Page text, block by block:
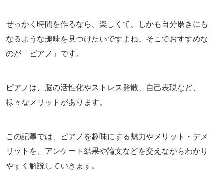
せっかく時間を作るなら、楽しくて、しかも自分磨きにも
なるような趣味を見つけたいですよね。そこでおすすめな
のが「ピアノ」です。
ピアノは、脳の活性化やストレス発散、自己表現など、
様々なメリットがあります。
この記事では、ピアノを趣味にする魅力やメリット・デメ
リットを、アンケート結果や論文などを交えながらわかり
やすく解説していきます。